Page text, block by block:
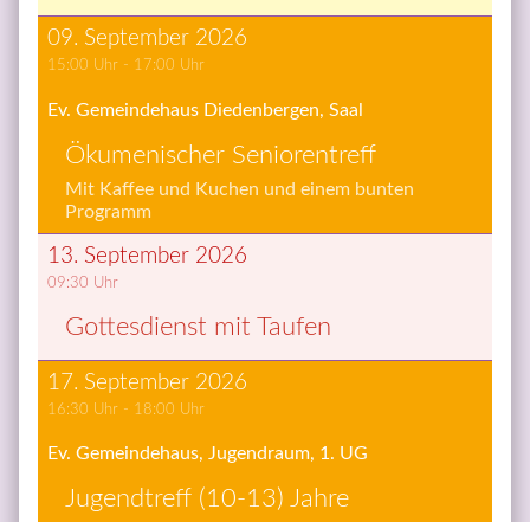
09. September 2026
15:00 Uhr - 17:00 Uhr
Ev. Gemeindehaus Diedenbergen, Saal
Öku­me­ni­scher Se­nio­ren­treff
Mit Kaffee und Kuchen und einem bunten
Programm
13. September 2026
09:30 Uhr
Got­tes­dienst mit Tau­fen
17. September 2026
16:30 Uhr - 18:00 Uhr
Ev. Gemeindehaus, Jugendraum, 1. UG
Ju­gend­treff (10-13) Jah­re